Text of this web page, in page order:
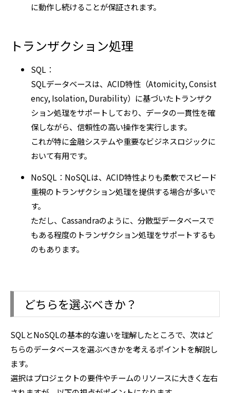
に動作し続けることが保証されます。
トランザクション処理
SQL：
SQLデータベースは、ACID特性（Atomicity, Consist
ency, Isolation, Durability）に基づいたトランザク
ション処理をサポートしており、データの一貫性を確
保しながら、信頼性の高い操作を実行します。
これが特に金融システムや重要なビジネスロジックに
おいて有用です。
NoSQL：NoSQLは、ACID特性よりも柔軟でスピード
重視のトランザクション処理を提供する場合が多いで
す。
ただし、Cassandraのように、分散型データベースで
もある程度のトランザクション処理をサポートするも
のもあります。
どちらを選ぶべきか？
SQLとNoSQLの基本的な違いを理解したところで、次はど
ちらのデータベースを選ぶべきかを考えるポイントを解説し
ます。
選択はプロジェクトの要件やチームのリソースに大きく左右